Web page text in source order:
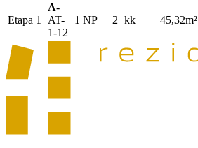
Etapa 1
A-
AT-
1-12
1 NP 2+kk 45,32m²